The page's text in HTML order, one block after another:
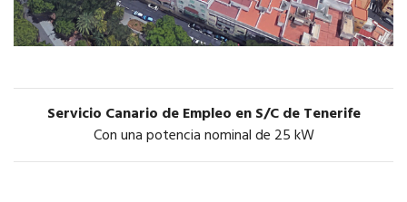
Servicio Canario de Empleo en S/C de Tenerife
Con una potencia nominal de 25 kW